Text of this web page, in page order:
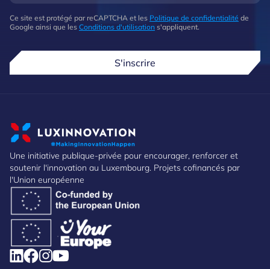
Ce site est protégé par reCAPTCHA et les Politique de confidentialité de
Google ainsi que les Conditions d'utilisation s'appliquent.
S'inscrire
Une initiative publique-privée pour encourager, renforcer et
soutenir l'innovation au Luxembourg. Projets cofinancés par
l'Union européenne